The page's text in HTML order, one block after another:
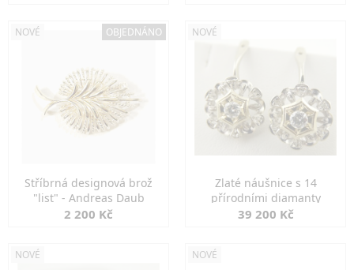
NOVÉ OBJEDNÁNO
Stříbrná designová brož
"list" - Andreas Daub
2 200 Kč
NOVÉ
Zlaté náušnice s 14
přírodními diamanty
39 200 Kč
NOVÉ NOVÉ